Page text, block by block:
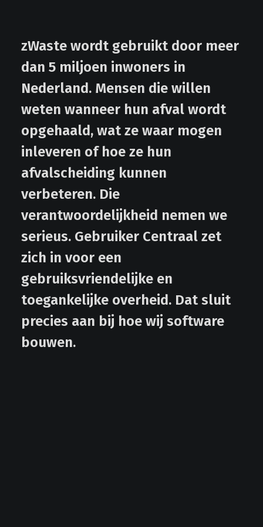
zWaste wordt gebruikt door meer
dan 5 miljoen inwoners in
Nederland. Mensen die willen
weten wanneer hun afval wordt
opgehaald, wat ze waar mogen
inleveren of hoe ze hun
afvalscheiding kunnen
verbeteren. Die
verantwoordelijkheid nemen we
serieus. Gebruiker Centraal zet
zich in voor een
gebruiksvriendelijke en
toegankelijke overheid. Dat sluit
precies aan bij hoe wij software
bouwen.